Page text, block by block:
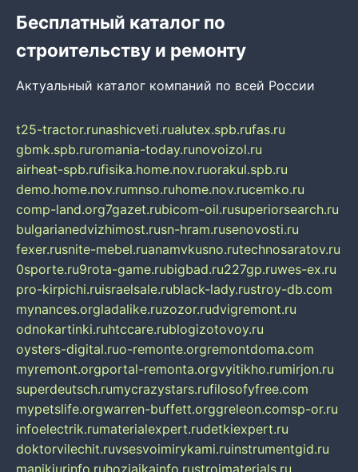
Бесплатный каталог по
строительству и ремонту
Актуальный каталог компаний по всей России
t25-tractor.runashicveti.rualutex.spb.rufas.ru
gbmk.spb.ruromania-today.runovoizol.ru
airheat-spb.rufisika.home.nov.ruorakul.spb.ru
demo.home.nov.rumnso.ruhome.nov.rucemko.ru
comp-land.org7gazet.rubicom-oil.rusuperiorsearch.ru
bulgarianedvizhimost.rusn-hram.rusenovosti.ru
fexer.rusnite-mebel.ruanamvkusno.rutechnosaratov.ru
0sporte.ru9rota-game.rubigbad.ru227gp.ruwes-ex.ru
pro-kirpichi.ruisraelsale.rublack-lady.rustroy-db.com
mynances.orgladalike.ruzozor.rudvigremont.ru
odnokartinki.ruhtccare.rublogizotovoy.ru
oysters-digital.ruo-remonte.orgremontdoma.com
myremont.orgportal-remonta.orgvyitikho.rumirjon.ru
superdeutsch.rumycrazystars.rufilosofyfree.com
mypetslife.orgwarren-buffett.orggreleon.comsp-or.ru
infoelectrik.rumaterialexpert.rudetkiexpert.ru
doktorvilechit.ruvsesvoimirykami.ruinstrumentgid.ru
manikjurinfo.ruhozjajkainfo.rustroimaterials.ru